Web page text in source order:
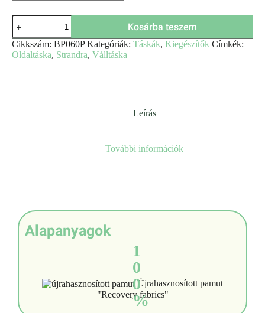
Kosárba teszem
Cikkszám: BP060P Kategóriák: Táskák, Kiegészítők Címkék:
Oldaltáska, Strandra, Válltáska
Leírás
További információk
Alapanyagok
1
0
0
%
Újrahasznosított pamut
"Recovery fabrics"